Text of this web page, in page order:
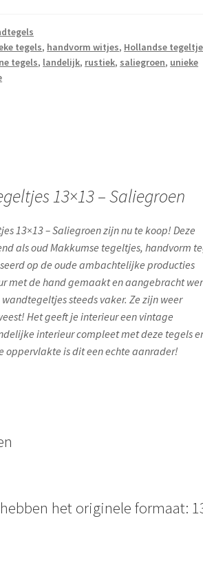
tegels, handvorm witjes, Hollandse
tegels, landelijk, rustiek, saliegroen, unieke
13×13 – Saliegroen
13×13 – Saliegroen zijn nu te koop! Deze
als oud Makkumse tegeltjes, handvorm
op de oude ambachtelijke producties
met de hand gemaakt en aangebracht
steeds vaker. Ze zijn weer
Het geeft je interieur een vintage
interieur compleet met deze tegels
oppervlakte is dit een echte aanrader!
het originele formaat: